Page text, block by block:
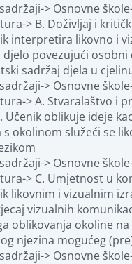
> Osnovne
> B. Doživljaj i
interpretira likovno i
povezujući osobni
sadržaj djela u
> Osnovne
> A. Stvaralaštvo i
Učenik oblikuje ideje
okolinom služeći se
> Osnovne
> C. Umjetnost u
likovnim i vizualnim
vizualnih
oblikovanja okoline
njezina mogućeg
> Osnovne